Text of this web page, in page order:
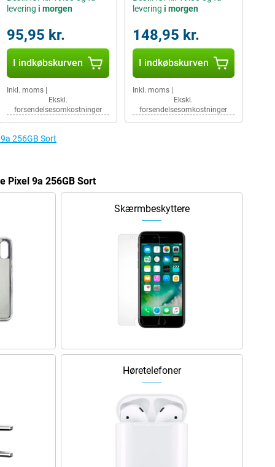
levering i morgen
95,95 kr.
I indkøbskurven
Inkl. moms|
Ekskl.
forsendelsesomkostninger
levering i morgen
148,95 kr.
I indkøbskurven
Inkl. moms|
Ekskl.
forsendelsesomkostninger
256GB Sort
Pixel 9a 256GB Sort
Skærmbeskyttere
Høretelefoner